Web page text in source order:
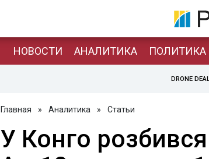
НОВОСТИ АНАЛИТИКА ПОЛИТИКА
DRONE
Главная » Аналитика » Статьи
У Конго розбився